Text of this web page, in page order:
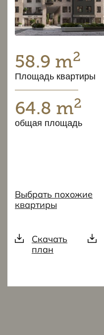
58.9 m2
Площадь квартиры
64.8 m2
общая площадь
Выбрать похожие
квартиры
Скачать
план